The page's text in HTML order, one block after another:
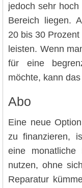
jedoch sehr
Bereich liegen.
20 bis 30
leisten. Wenn
für eine
möchte, kann
Abo
Eine neue
zu finanzieren,
eine
nutzen, ohne
Reparatur